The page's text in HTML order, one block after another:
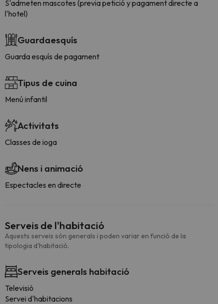
S'admeten mascotes (previa petició y pagament directe a
l'hotel)
Guardaesquís
Guarda esquís de pagament
Tipus de cuina
Menú infantil
Activitats
Classes de ioga
Nens i animació
Espectacles en directe
Serveis de l'habitació
Aquests serveis són generals i poden variar en funció de la
tipologia d'habitació.
Serveis generals habitació
Televisió
Servei d'habitacions